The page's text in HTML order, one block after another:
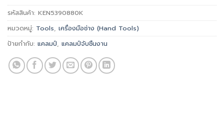
รหัสสินค้า: KEN5390880K
หมวดหมู่: Tools เครื่องมือช่าง (Hand Tools)
ป้ายกำกับ: แคลมป์ แคลมป์จับชิ้นงาน